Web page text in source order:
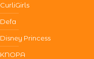
CurliGirls
Defa
Disney Princess
KNOPA